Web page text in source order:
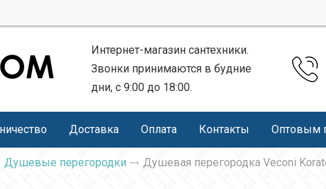
Интернет-магазин сантехники.
Звонки принимаются в будние
дни, с 9:00 до 18:00.
Доставка Оплата Контакты Оптовым
Душевые перегородки Душевая перегородка Veconi